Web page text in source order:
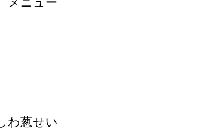
わ葱せい